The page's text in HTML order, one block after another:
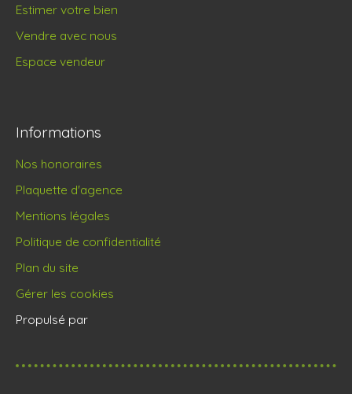
Estimer votre bien
Vendre avec nous
Espace vendeur
Informations
Nos honoraires
Plaquette d'agence
Mentions légales
Politique de confidentialité
Plan du site
Gérer les cookies
Propulsé par